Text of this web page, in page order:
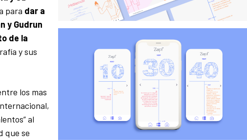
para dar a
y Gudrun
de la
y sus
los mas
al
que se